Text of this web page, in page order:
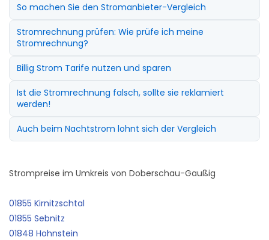
So machen Sie den Stromanbieter-Vergleich
Stromrechnung prüfen: Wie prüfe ich meine
Stromrechnung?
Billig Strom Tarife nutzen und sparen
Ist die Stromrechnung falsch, sollte sie reklamiert
werden!
Auch beim Nachtstrom lohnt sich der Vergleich
Strompreise im Umkreis von Doberschau-Gaußig
01855 Kirnitzschtal
01855 Sebnitz
01848 Hohnstein